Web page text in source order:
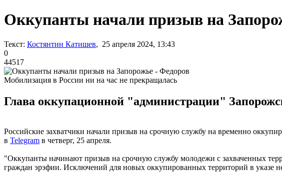
Оккупанты начали призыв на
Текст: Костянтин Катишев, 25 апреля 2024, 13:43
0
44517
Мобилизация в России ни на час не прекращалась
Глава оккупационной "администрации"
Российские захватчики начали призыв на срочную службу на временно
в Telegram в четверг, 25 апреля.
"Оккупанты начинают призыв на срочную службу молодежи с захваченных
граждан эрэфии. Исключений для новых оккупированных территорий в указе